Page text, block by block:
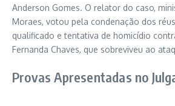
Anderson Gomes. O relator do caso,
Moraes, votou pela condenação dos
qualificado e tentativa de homicídio
Fernanda Chaves, que sobreviveu ao
Provas Apresentadas no